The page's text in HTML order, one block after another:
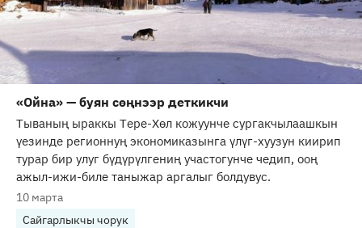
«Ойна» — буян сөңнээр деткикчи
Тываның ыраккы Тере-Хөл кожуунче сургакчылаашкын
үезинде регионнуң экономиказынга үлүг-хуузун киирип
турар бир улуг бүдүрүлгениң участогунче чедип, ооң
ажыл-ижи-биле таныжар аргалыг болдувус.
10 марта
Сайгарлыкчы чорук